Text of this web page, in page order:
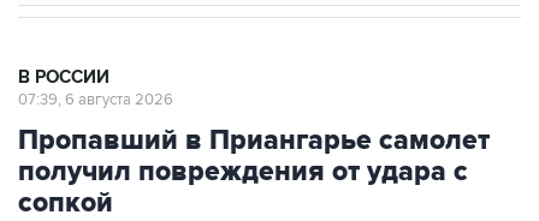
В РОССИИ
07:39, 6 августа 2026
Пропавший в Приангарье самолет
получил повреждения от удара с
сопкой